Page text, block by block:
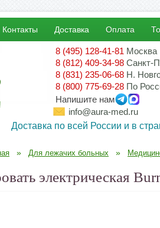
Контакты Доставка Оплата
8 (495) 128-41-81 Москва
8 (812) 409-34-98 Санкт-
8 (831) 235-06-68 Н.
8 (800) 775-69-28 По
Напишите нам
info@aura-med.ru
Доставка по всей России и в
» Для лежачих больных »
электрическая